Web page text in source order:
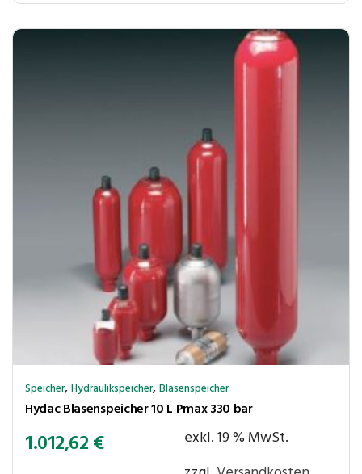
Speicher,Hydraulikspeicher,Blasenspeicher
Hydac Blasenspeicher 10 L Pmax 330 bar
1.012,62€
exkl. 19 % MwSt.